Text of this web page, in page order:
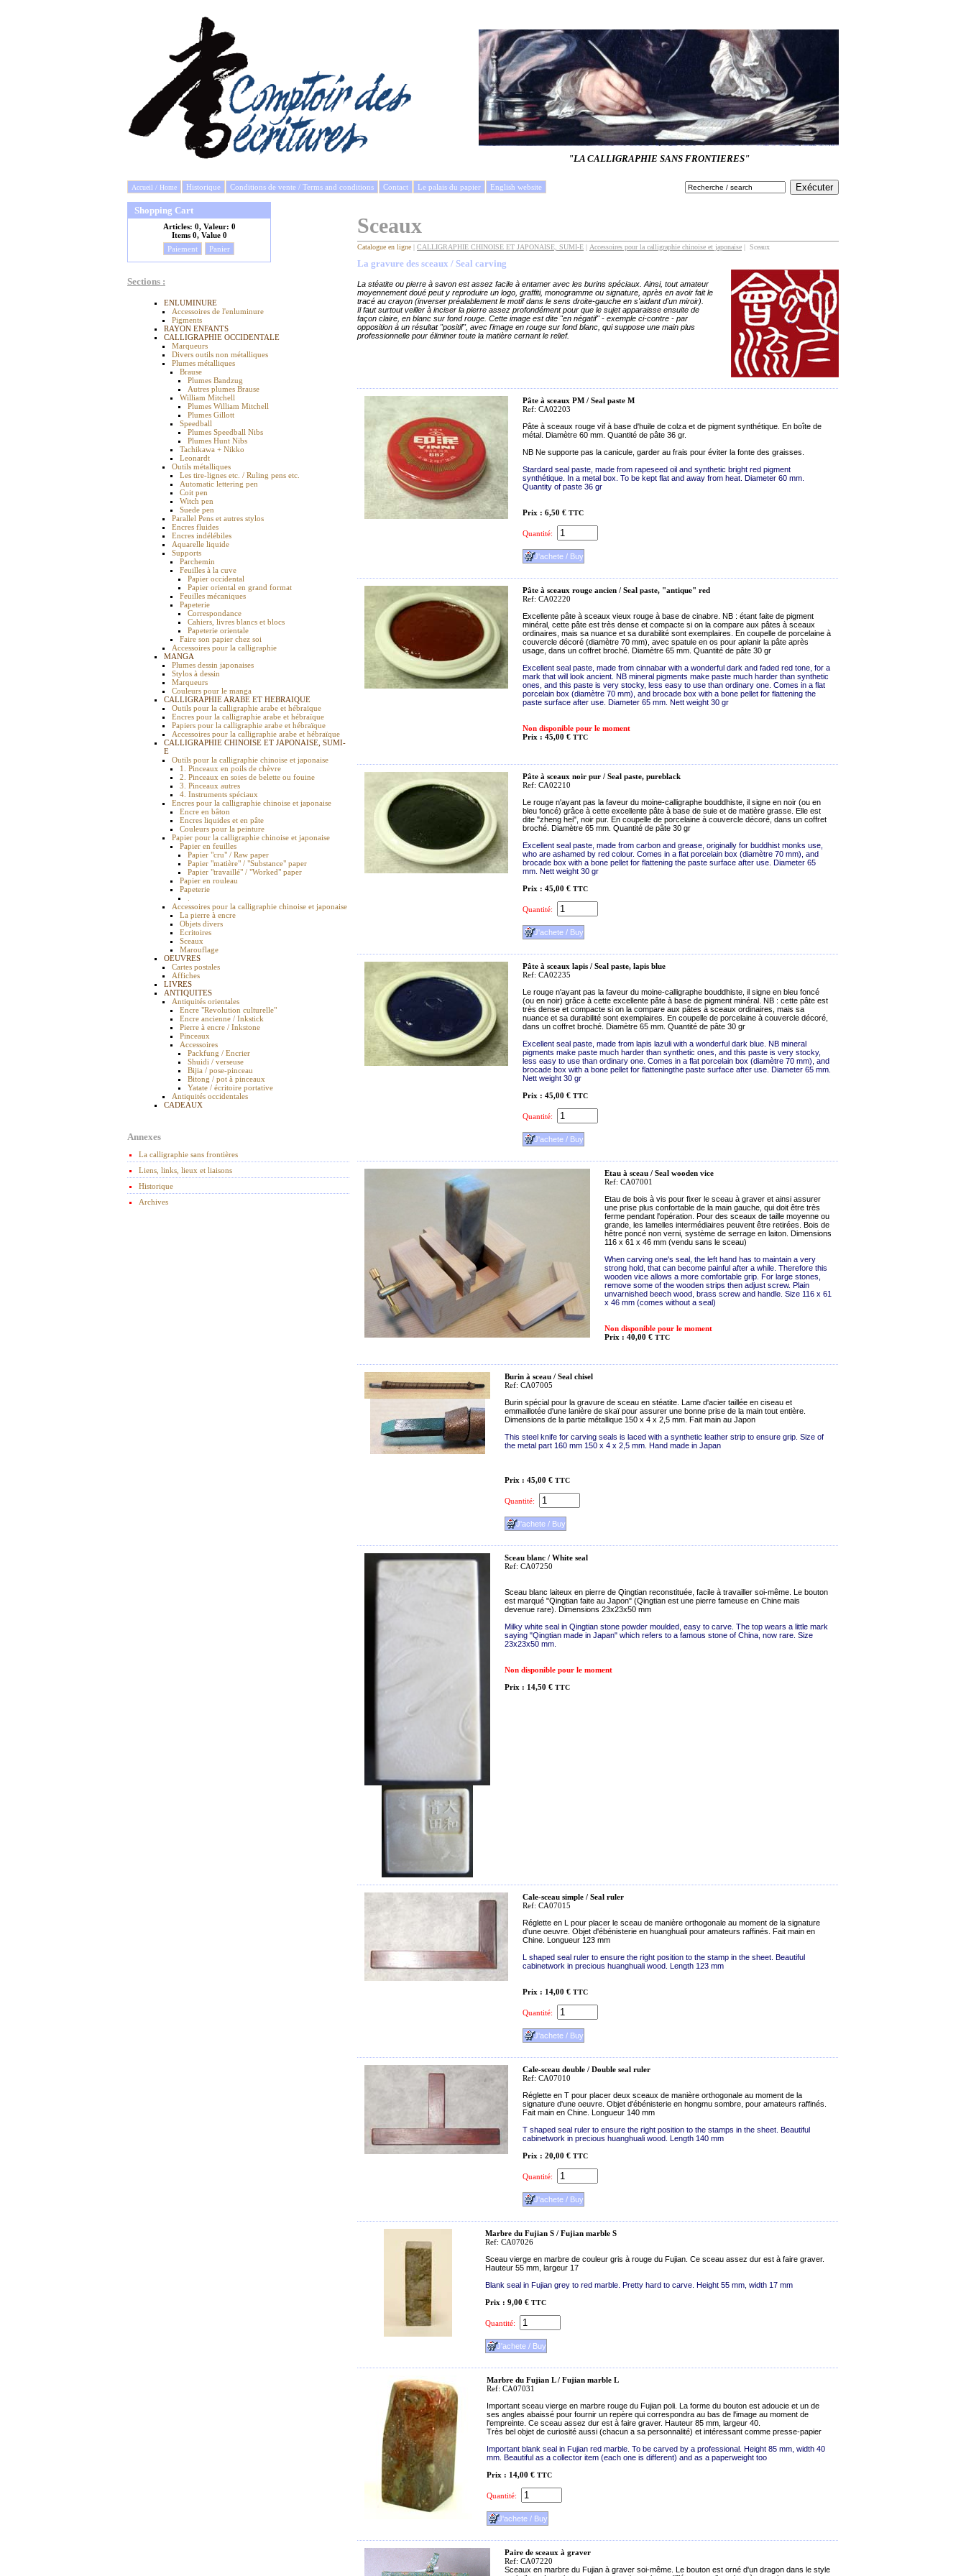
"LA CALLIGRAPHIE SANS FRONTIERES"
Accueil / Home Historique Conditions de vente / Terms and conditions Contact Le palais du papier English website
Shopping Cart
Articles: 0, Valeur: 0
Items 0, Value 0
Paiement
Panier
Sections :
ENLUMINURE
Accessoires de l'enluminure
Pigments
RAYON ENFANTS
CALLIGRAPHIE OCCIDENTALE
Marqueurs
Divers outils non métalliques
Plumes métalliques
Brause
Plumes Bandzug
Autres plumes Brause
William Mitchell
Plumes William Mitchell
Plumes Gillott
Speedball
Plumes Speedball Nibs
Plumes Hunt Nibs
Tachikawa + Nikko
Leonardt
Outils métalliques
Les tire-lignes etc. / Ruling pens etc.
Automatic lettering pen
Coit pen
Witch pen
Suede pen
Parallel Pens et autres stylos
Encres fluides
Encres indélébiles
Aquarelle liquide
Supports
Parchemin
Feuilles à la cuve
Papier occidental
Papier oriental en grand format
Feuilles mécaniques
Papeterie
Correspondance
Cahiers, livres blancs et blocs
Papeterie orientale
Faire son papier chez soi
Accessoires pour la calligraphie
MANGA
Plumes dessin japonaises
Stylos à dessin
Marqueurs
Couleurs pour le manga
CALLIGRAPHIE ARABE ET HEBRAIQUE
Outils pour la calligraphie arabe et hébraïque
Encres pour la calligraphie arabe et hébraïque
Papiers pour la calligraphie arabe et hébraïque
Accessoires pour la calligraphie arabe et hébraïque
CALLIGRAPHIE CHINOISE ET JAPONAISE, SUMI-
E
Outils pour la calligraphie chinoise et japonaise
1. Pinceaux en poils de chèvre
2. Pinceaux en soies de belette ou fouine
3. Pinceaux autres
4. Instruments spéciaux
Encres pour la calligraphie chinoise et japonaise
Encre en bâton
Encres liquides et en pâte
Couleurs pour la peinture
Papier pour la calligraphie chinoise et japonaise
Papier en feuilles
Papier "cru" / Raw paper
Papier "matière" / "Substance" paper
Papier "travaillé" / "Worked" paper
Papier en rouleau
Papeterie
Accessoires pour la calligraphie chinoise et japonaise
La pierre à encre
Objets divers
Ecritoires
Sceaux
Marouflage
OEUVRES
Cartes postales
Affiches
LIVRES
ANTIQUITES
Antiquités orientales
Encre "Revolution culturelle"
Encre ancienne / Inkstick
Pierre à encre / Inkstone
Pinceaux
Accessoires
Packfung / Encrier
Shuidi / verseuse
Bijia / pose-pinceau
Bitong / pot à pinceaux
Yatate / écritoire portative
Antiquités occidentales
CADEAUX
Annexes
La calligraphie sans frontières
Liens, links, lieux et liaisons
Historique
Archives
Sceaux
Catalogue en ligne | CALLIGRAPHIE CHINOISE ET JAPONAISE, SUMI-E | Accessoires pour la calligraphie chinoise et japonaise | Sceaux
La gravure des sceaux / Seal carving
La stéatite ou pierre à savon est assez facile à entamer avec les burins spéciaux. Ainsi, tout amateur
moyennement doué peut y reproduire un logo, graffiti, monogramme ou signature, après en avoir fait le
tracé au crayon (inverser préalablement le motif dans le sens droite-gauche en s'aidant d'un miroir).
Il faut surtout veiller à inciser la pierre assez profondément pour que le sujet apparaisse ensuite de
façon claire, en blanc sur fond rouge. Cette image est dite "en négatif" - exemple ci-contre - par
opposition à un résultat "positif", avec l'image en rouge sur fond blanc, qui suppose une main plus
professionnelle pour éliminer toute la matière cernant le relief.
Pâte à sceaux PM / Seal paste M
Ref: CA02203
Pâte à sceaux rouge vif à base d'huile de colza et de pigment synthétique. En boîte de
métal. Diamètre 60 mm. Quantité de pâte 36 gr.
NB Ne supporte pas la canicule, garder au frais pour éviter la fonte des graisses.
Stardard seal paste, made from rapeseed oil and synthetic bright red pigment
synthétique. In a metal box. To be kept flat and away from heat. Diameter 60 mm.
Quantity of paste 36 gr
Prix : 6,50 € TTC
Quantité:
Pâte à sceaux rouge ancien / Seal paste, "antique" red
Ref: CA02220
Excellente pâte à sceaux vieux rouge à base de cinabre. NB : étant faite de pigment
minéral, cette pâte est très dense et compacte si on la compare aux pâtes à sceaux
ordinaires, mais sa nuance et sa durabilité sont exemplaires. En coupelle de porcelaine à
couvercle décoré (diamètre 70 mm), avec spatule en os pour aplanir la pâte après
usage, dans un coffret broché. Diamètre 65 mm. Quantité de pâte 30 gr
Excellent seal paste, made from cinnabar with a wonderful dark and faded red tone, for a
mark that will look ancient. NB mineral pigments make paste much harder than synthetic
ones, and this paste is very stocky, less easy to use than ordinary one. Comes in a flat
porcelain box (diamètre 70 mm), and brocade box with a bone pellet for flattening the
paste surface after use. Diameter 65 mm. Nett weight 30 gr
Non disponible pour le moment
Prix : 45,00 € TTC
Pâte à sceaux noir pur / Seal paste, pureblack
Ref: CA02210
Le rouge n'ayant pas la faveur du moine-calligraphe bouddhiste, il signe en noir (ou en
bleu foncé) grâce à cette excellente pâte à base de suie et de matière grasse. Elle est
dite "zheng hei", noir pur. En coupelle de porcelaine à couvercle décoré, dans un coffret
broché. Diamètre 65 mm. Quantité de pâte 30 gr
Excellent seal paste, made from carbon and grease, originally for buddhist monks use,
who are ashamed by red colour. Comes in a flat porcelain box (diamètre 70 mm), and
brocade box with a bone pellet for flattening the paste surface after use. Diameter 65
mm. Nett weight 30 gr
Prix : 45,00 € TTC
Quantité:
Pâte à sceaux lapis / Seal paste, lapis blue
Ref: CA02235
Le rouge n'ayant pas la faveur du moine-calligraphe bouddhiste, il signe en bleu foncé
(ou en noir) grâce à cette excellente pâte à base de pigment minéral. NB : cette pâte est
très dense et compacte si on la compare aux pâtes à sceaux ordinaires, mais sa
nuance et sa durabilité sont exemplaires. En coupelle de porcelaine à couvercle décoré,
dans un coffret broché. Diamètre 65 mm. Quantité de pâte 30 gr
Excellent seal paste, made from lapis lazuli with a wonderful dark blue. NB mineral
pigments make paste much harder than synthetic ones, and this paste is very stocky,
less easy to use than ordinary one. Comes in a flat porcelain box (diamètre 70 mm), and
brocade box with a bone pellet for flatteningthe paste surface after use. Diameter 65 mm.
Nett weight 30 gr
Prix : 45,00 € TTC
Quantité:
Etau à sceau / Seal wooden vice
Ref: CA07001
Etau de bois à vis pour fixer le sceau à graver et ainsi assurer
une prise plus confortable de la main gauche, qui doit être très
ferme pendant l'opération. Pour des sceaux de taille moyenne ou
grande, les lamelles intermédiaires peuvent être retirées. Bois de
hêtre poncé non verni, système de serrage en laiton. Dimensions
116 x 61 x 46 mm (vendu sans le sceau)
When carving one's seal, the left hand has to maintain a very
strong hold, that can become painful after a while. Therefore this
wooden vice allows a more comfortable grip. For large stones,
remove some of the wooden strips then adjust screw. Plain
unvarnished beech wood, brass screw and handle. Size 116 x 61
x 46 mm (comes without a seal)
Non disponible pour le moment
Prix : 40,00 € TTC
Burin à sceau / Seal chisel
Ref: CA07005
Burin spécial pour la gravure de sceau en stéatite. Lame d'acier taillée en ciseau et
emmaillotée d'une lanière de skaï pour assurer une bonne prise de la main tout entière.
Dimensions de la partie métallique 150 x 4 x 2,5 mm. Fait main au Japon
This steel knife for carving seals is laced with a synthetic leather strip to ensure grip. Size of
the metal part 160 mm 150 x 4 x 2,5 mm. Hand made in Japan
Prix : 45,00 € TTC
Quantité:
Sceau blanc / White seal
Ref: CA07250
Sceau blanc laiteux en pierre de Qingtian reconstituée, facile à travailler soi-même. Le bouton
est marqué "Qingtian faite au Japon" (Qingtian est une pierre fameuse en Chine mais
devenue rare). Dimensions 23x23x50 mm
Milky white seal in Qingtian stone powder moulded, easy to carve. The top wears a little mark
saying "Qingtian made in Japan" which refers to a famous stone of China, now rare. Size
23x23x50 mm.
Non disponible pour le moment
Prix : 14,50 € TTC
Cale-sceau simple / Seal ruler
Ref: CA07015
Réglette en L pour placer le sceau de manière orthogonale au moment de la signature
d'une oeuvre. Objet d'ébénisterie en huanghuali pour amateurs raffinés. Fait main en
Chine. Longueur 123 mm
L shaped seal ruler to ensure the right position to the stamp in the sheet. Beautiful
cabinetwork in precious huanghuali wood. Length 123 mm
Prix : 14,00 € TTC
Quantité:
Cale-sceau double / Double seal ruler
Ref: CA07010
Réglette en T pour placer deux sceaux de manière orthogonale au moment de la
signature d'une oeuvre. Objet d'ébénisterie en hongmu sombre, pour amateurs raffinés.
Fait main en Chine. Longueur 140 mm
T shaped seal ruler to ensure the right position to the stamps in the sheet. Beautiful
cabinetwork in precious huanghuali wood. Length 140 mm
Prix : 20,00 € TTC
Quantité:
Marbre du Fujian S / Fujian marble S
Ref: CA07026
Sceau vierge en marbre de couleur gris à rouge du Fujian. Ce sceau assez dur est à faire graver.
Hauteur 55 mm, largeur 17
Blank seal in Fujian grey to red marble. Pretty hard to carve. Height 55 mm, width 17 mm
Prix : 9,00 € TTC
Quantité:
Marbre du Fujian L / Fujian marble L
Ref: CA07031
Important sceau vierge en marbre rouge du Fujian poli. La forme du bouton est adoucie et un de
ses angles abaissé pour fournir un repère qui correspondra au bas de l'image au moment de
l'empreinte. Ce sceau assez dur est à faire graver. Hauteur 85 mm, largeur 40.
Très bel objet de curiosité aussi (chacun a sa personnalité) et intéressant comme presse-papier
Important blank seal in Fujian red marble. To be carved by a professional. Height 85 mm, width 40
mm. Beautiful as a collector item (each one is different) and as a paperweight too
Prix : 14,00 € TTC
Quantité:
Paire de sceaux à graver
Ref: CA07220
Sceaux en marbre du Fujian à graver soi-même. Le bouton est orné d'un dragon dans le style